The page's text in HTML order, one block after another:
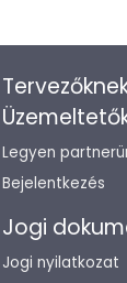
Legyen
Bejelentkezés
Jogi
Jogi nyilatkozat